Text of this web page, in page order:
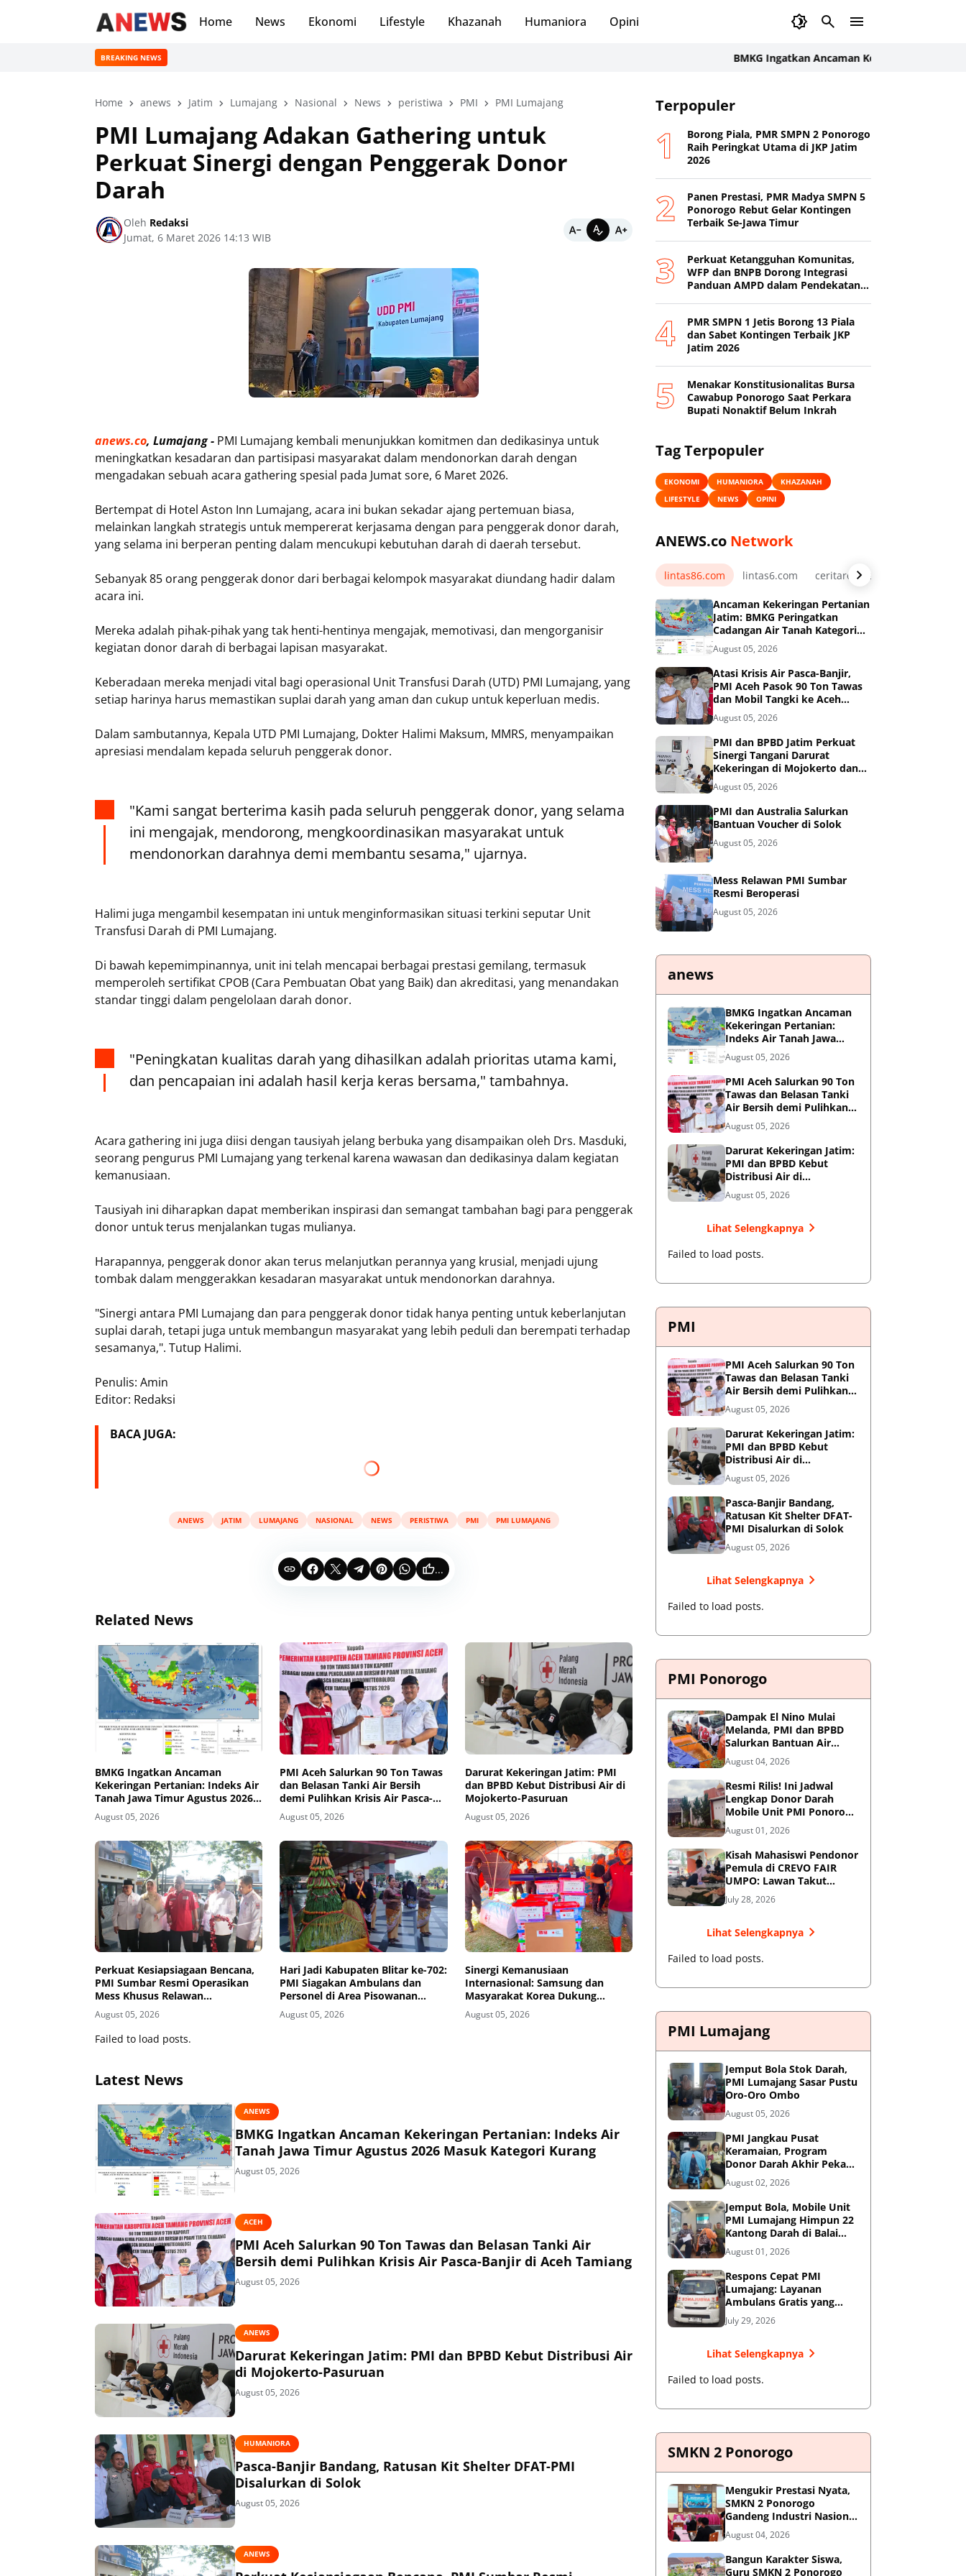
Home News Ekonomi Lifestyle Khazanah Humaniora Opini
BREAKING NEWS BMKG Ingatkan Ancaman Kekeringan Pertanian:
Home anews Jatim Lumajang Nasional News peristiwa PMI PMI Lumajang
PMI Lumajang Adakan Gathering untuk
Perkuat Sinergi dengan Penggerak Donor
Darah
Oleh Redaksi
Jumat, 6 Maret 2026 14:13 WIB
anews.co, Lumajang - PMI Lumajang kembali menunjukkan komitmen dan dedikasinya untuk
meningkatkan kesadaran dan partisipasi masyarakat dalam mendonorkan darah dengan
mengadakan sebuah acara gathering spesial pada Jumat sore, 6 Maret 2026.
Bertempat di Hotel Aston Inn Lumajang, acara ini bukan sekadar ajang pertemuan biasa,
melainkan langkah strategis untuk mempererat kerjasama dengan para penggerak donor darah,
yang selama ini berperan penting dalam mencukupi kebutuhan darah di daerah tersebut.
Sebanyak 85 orang penggerak donor dari berbagai kelompok masyarakat diundang hadir dalam
acara ini.
Mereka adalah pihak-pihak yang tak henti-hentinya mengajak, memotivasi, dan mengorganisir
kegiatan donor darah di berbagai lapisan masyarakat.
Keberadaan mereka menjadi vital bagi operasional Unit Transfusi Darah (UTD) PMI Lumajang, yang
setiap harinya harus memastikan suplai darah yang aman dan cukup untuk keperluan medis.
Dalam sambutannya, Kepala UTD PMI Lumajang, Dokter Halimi Maksum, MMRS, menyampaikan
apresiasi mendalam kepada seluruh penggerak donor.
"Kami sangat berterima kasih pada seluruh penggerak donor, yang selama
ini mengajak, mendorong, mengkoordinasikan masyarakat untuk
mendonorkan darahnya demi membantu sesama," ujarnya.
Halimi juga mengambil kesempatan ini untuk menginformasikan situasi terkini seputar Unit
Transfusi Darah di PMI Lumajang.
Di bawah kepemimpinannya, unit ini telah mencapai berbagai prestasi gemilang, termasuk
memperoleh sertifikat CPOB (Cara Pembuatan Obat yang Baik) dan akreditasi, yang menandakan
standar tinggi dalam pengelolaan darah donor.
"Peningkatan kualitas darah yang dihasilkan adalah prioritas utama kami,
dan pencapaian ini adalah hasil kerja keras bersama," tambahnya.
Acara gathering ini juga diisi dengan tausiyah jelang berbuka yang disampaikan oleh Drs. Masduki,
seorang pengurus PMI Lumajang yang terkenal karena wawasan dan dedikasinya dalam kegiatan
kemanusiaan.
Tausiyah ini diharapkan dapat memberikan inspirasi dan semangat tambahan bagi para penggerak
donor untuk terus menjalankan tugas mulianya.
Harapannya, penggerak donor akan terus melanjutkan perannya yang krusial, menjadi ujung
tombak dalam menggerakkan kesadaran masyarakat untuk mendonorkan darahnya.
"Sinergi antara PMI Lumajang dan para penggerak donor tidak hanya penting untuk keberlanjutan
suplai darah, tetapi juga untuk membangun masyarakat yang lebih peduli dan berempati terhadap
sesamanya,". Tutup Halimi.
Penulis: Amin
Editor: Redaksi
BACA JUGA:
ANEWS JATIM LUMAJANG NASIONAL NEWS PERISTIWA PMI PMI LUMAJANG
...
Related News
BMKG Ingatkan Ancaman
Kekeringan Pertanian: Indeks Air
Tanah Jawa Timur Agustus 2026
Masuk Kategori Kurang
August 05, 2026
PMI Aceh Salurkan 90 Ton Tawas
dan Belasan Tanki Air Bersih
demi Pulihkan Krisis Air Pasca-
Banjir di Aceh Tamiang
August 05, 2026
Darurat Kekeringan Jatim: PMI
dan BPBD Kebut Distribusi Air di
Mojokerto-Pasuruan
August 05, 2026
Perkuat Kesiapsiagaan Bencana,
PMI Sumbar Resmi Operasikan
Mess Khusus Relawan
Kemanusiaan
August 05, 2026
Hari Jadi Kabupaten Blitar ke-702:
PMI Siagakan Ambulans dan
Personel di Area Pisowanan
Agung
August 05, 2026
Sinergi Kemanusiaan
Internasional: Samsung dan
Masyarakat Korea Dukung
Penguatan Gudang Logistik
Darurat PMI
August 05, 2026
Failed to load posts.
Latest News
ANEWS
BMKG Ingatkan Ancaman Kekeringan Pertanian: Indeks Air
Tanah Jawa Timur Agustus 2026 Masuk Kategori Kurang
August 05, 2026
ACEH
PMI Aceh Salurkan 90 Ton Tawas dan Belasan Tanki Air
Bersih demi Pulihkan Krisis Air Pasca-Banjir di Aceh Tamiang
August 05, 2026
ANEWS
Darurat Kekeringan Jatim: PMI dan BPBD Kebut Distribusi Air
di Mojokerto-Pasuruan
August 05, 2026
HUMANIORA
Pasca-Banjir Bandang, Ratusan Kit Shelter DFAT-PMI
Disalurkan di Solok
August 05, 2026
ANEWS
Terpopuler
Borong Piala, PMR SMPN 2 Ponorogo
Raih Peringkat Utama di JKP Jatim
2026
Panen Prestasi, PMR Madya SMPN 5
Ponorogo Rebut Gelar Kontingen
Terbaik Se-Jawa Timur
Perkuat Ketangguhan Komunitas,
WFP dan BNPB Dorong Integrasi
Panduan AMPD dalam Pendekatan
PMR SMPN 1 Jetis Borong 13 Piala
dan Sabet Kontingen Terbaik JKP
Jatim 2026
Menakar Konstitusionalitas Bursa
Cawabup Ponorogo Saat Perkara
Bupati Nonaktif Belum Inkrah
Tag Terpopuler
EKONOMI HUMANIORA
KHAZANAH
LIFESTYLE
NEWS OPINI
ANEWS.co Network
lintas86.com lintas6.com ceritarelawan.my.id
Ancaman Kekeringan Pertanian
Jatim: BMKG Peringatkan
Cadangan Air Tanah Kategori
Kurang
August 05, 2026
Atasi Krisis Air Pasca-Banjir,
PMI Aceh Pasok 90 Ton Tawas
dan Mobil Tangki ke Aceh
Tamiang
August 05, 2026
PMI dan BPBD Jatim Perkuat
Sinergi Tangani Darurat
Kekeringan di Mojokerto dan
Pasuruan
August 05, 2026
PMI dan Australia Salurkan
Bantuan Voucher di Solok
August 05, 2026
Mess Relawan PMI Sumbar
Resmi Beroperasi
August 05, 2026
anews
BMKG Ingatkan Ancaman
Kekeringan Pertanian:
Indeks Air Tanah Jawa
Timur Agustus 2026
Masuk Kategori Kurang
August 05, 2026
PMI Aceh Salurkan 90 Ton
Tawas dan Belasan Tanki
Air Bersih demi Pulihkan
Krisis Air Pasca-Banjir di
Aceh Tamiang
August 05, 2026
Darurat Kekeringan Jatim:
PMI dan BPBD Kebut
Distribusi Air di
Mojokerto-Pasuruan
August 05, 2026
Lihat Selengkapnya
Failed to load posts.
PMI
PMI Aceh Salurkan 90 Ton
Tawas dan Belasan Tanki
Air Bersih demi Pulihkan
Krisis Air Pasca-Banjir di
Aceh Tamiang
August 05, 2026
Darurat Kekeringan Jatim:
PMI dan BPBD Kebut
Distribusi Air di
Mojokerto-Pasuruan
August 05, 2026
Pasca-Banjir Bandang,
Ratusan Kit Shelter DFAT-
PMI Disalurkan di Solok
August 05, 2026
Lihat Selengkapnya
Failed to load posts.
PMI Ponorogo
Dampak El Nino Mulai
Melanda, PMI dan BPBD
Salurkan Bantuan Air
Bersih ke Desa Terdampak
di Ponorogo
August 04, 2026
Resmi Rilis! Ini Jadwal
Lengkap Donor Darah
Mobile Unit PMI Ponorogo
Agustus 2026
August 01, 2026
Kisah Mahasiswi Pendonor
Pemula di CREVO FAIR
UMPO: Lawan Takut
Jarum Suntik demi
Kemanusiaan
July 28, 2026
Lihat Selengkapnya
Failed to load posts.
PMI Lumajang
Jemput Bola Stok Darah,
PMI Lumajang Sasar Pustu
Oro-Oro Ombo
August 05, 2026
PMI Jangkau Pusat
Keramaian, Program
Donor Darah Akhir Pekan
di GM Plaza Lumajang
Disambut Antusias
August 02, 2026
Jemput Bola, Mobile Unit
PMI Lumajang Himpun 22
Kantong Darah di Balai
Desa Jatirejo Kunir
August 01, 2026
Respons Cepat PMI
Lumajang: Layanan
Ambulans Gratis yang
Wajib Diketahui Warga
July 29, 2026
Lihat Selengkapnya
Failed to load posts.
SMKN 2 Ponorogo
Mengukir Prestasi Nyata,
SMKN 2 Ponorogo
Gandeng Industri Nasional
Demi Sesuaikan
Kurikulum dengan
Kebutuhan Dunia Kerja
August 04, 2026
Bangun Karakter Siswa,
Guru SMKN 2 Ponorogo